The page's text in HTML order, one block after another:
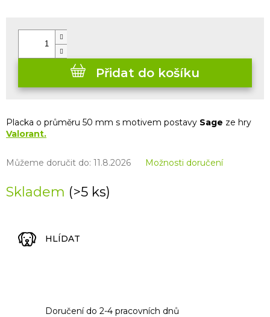
Skladem (>5 ks)
Můžeme doručit do: 11.8.2026 Možnosti doručení
Přidat do košíku
Placka o průměru 50 mm s motivem postavy Sage ze hry
Valorant.
HLÍDAT
Doručení do 2-4 pracovních dnů